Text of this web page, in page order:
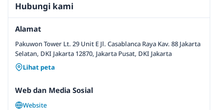
Hubungi kami
Alamat
Pakuwon Tower Lt. 29 Unit E Jl. Casablanca Raya Kav. 88 Jakarta
Selatan, DKI Jakarta 12870, Jakarta Pusat, DKI Jakarta
Lihat peta
Web dan Media Sosial
Website